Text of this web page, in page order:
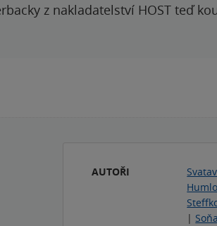
z nakladatelství HOST teď
AUTOŘI
|